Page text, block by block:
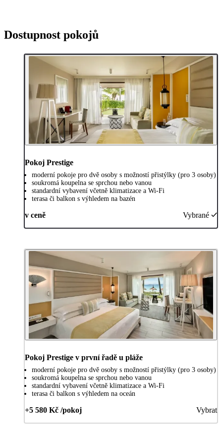
Dostupnost pokojů
Pokoj Prestige
moderní pokoje pro dvě osoby s možností přistýlky (pro 3 osoby)
soukromá koupelna se sprchou nebo vanou
standardní vybavení včetně klimatizace a Wi-Fi
terasa či balkon s výhledem na bazén
v ceně Vybrané
Pokoj Prestige v první řadě u pláže
moderní pokoje pro dvě osoby s možností přistýlky (pro 3 osoby)
soukromá koupelna se sprchou nebo vanou
standardní vybavení včetně klimatizace a Wi-Fi
terasa či balkon s výhledem na oceán
+5 580 Kč /pokoj Vybrat